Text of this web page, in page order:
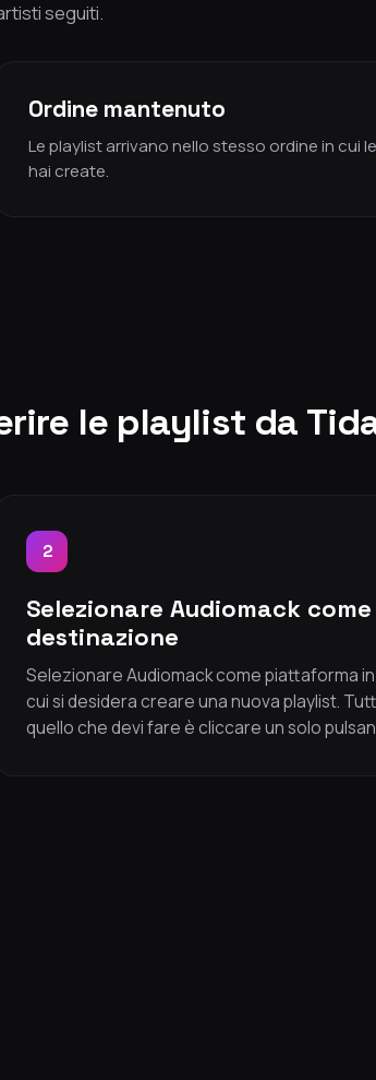
seguiti.
Ordine mantenuto
Le playlist arrivano nello stesso ordine in cui le
hai create.
le playlist da
2
Selezionare Audiomack come
destinazione
Selezionare Audiomack come piattaforma in
cui si desidera creare una nuova playlist.
quello che devi fare è cliccare un solo